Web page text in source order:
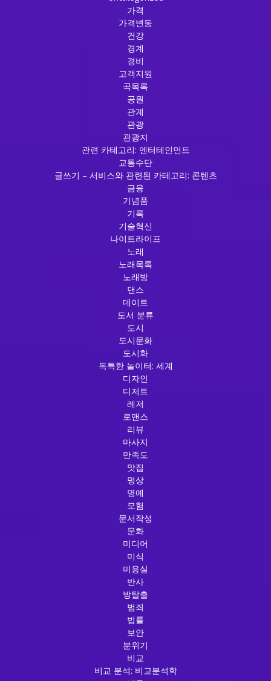
가격
가격변동
건강
경계
경비
고객지원
곡목록
공원
관계
관광
관광지
관련 카테고리: 엔터테인먼트
교통수단
글쓰기 – 서비스와 관련된 카테고리: 콘텐츠
금융
기념품
기록
기술혁신
나이트라이프
노래
노래목록
노래방
댄스
데이트
도서 분류
도시
도시문화
도시화
독특한 놀이터: 세계
디자인
디저트
레저
로맨스
리뷰
마사지
만족도
맛집
명상
명예
모험
문서작성
문화
미디어
미식
미용실
반사
방탈출
범죄
법률
보안
분위기
비교
비교 분석: 비교분석학